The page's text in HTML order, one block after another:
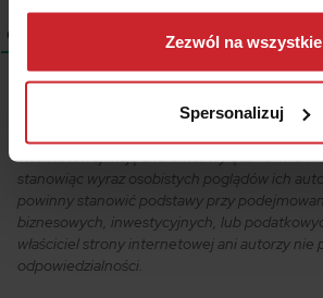
Dowiedz się więcej na temat tego,
można się z nami skontaktować i w
przetwarzamy dane osobowe w
Zezwól na wszystkie
Spersonalizuj
0
internetowej mają charakter wyłącznie
stanowiąc wyraz osobistych poglądów ich
powinny stanowić podstawy przy
biznesowych, inwestycyjnych, lub
właściciel strony internetowej ani autorzy nie
odpowiedzialności.